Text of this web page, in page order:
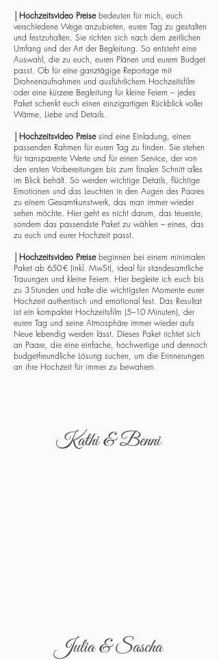
Hochzeitsvideo Preisebedeuten für mich, euch
verschiedene Wege anzubieten, euren Tag zu gestalten
und festzuhalten. Sie richten sich nach dem zeitlichen
Umfang und der Art der Begleitung. So entsteht eine
Auswahl, die zu euch, euren Plänen und eurem Budget
passt. Ob für eine ganztägige Reportage mit
Drohnenaufnahmen und ausführlichem Hochzeitsfilm
oder eine kürzere Begleitung für kleine Feiern – jedes
Paket schenkt euch einen einzigartigen Rückblick voller
Wärme, Liebe und Details.
Hochzeitsvideo Preisesind eine Einladung, einen
passenden Rahmen für euren Tag zu finden. Sie stehen
für transparente Werte und für einen Service, der von
den ersten Vorbereitungen bis zum finalen Schnitt alles
im Blick behält. So werden wichtige Details, flüchtige
Emotionen und das Leuchten in den Augen des Paares
zu einem Gesamtkunstwerk, das man immer wieder
sehen möchte. Hier geht es nicht darum, das teuerste,
sondern das passendste Paket zu wählen – eines, das
zu euch und eurer Hochzeit passt.
Hochzeitsvideo Preisebeginnen bei einem minimalen
Paket ab 650 € (inkl. MwSt), ideal für standesamtliche
Trauungen und kleine Feiern. Hier begleite ich euch bis
zu 3 Stunden und halte die wichtigsten Momente eurer
Hochzeit authentisch und emotional fest. Das Resultat
ist ein kompakter Hochzeitsfilm (5–10 Minuten), der
euren Tag und seine Atmosphäre immer wieder aufs
Neue lebendig werden lässt. Dieses Paket richtet sich
an Paare, die eine einfache, hochwertige und dennoch
budgetfreundliche Lösung suchen, um die Erinnerungen
an ihre Hochzeit für immer zu bewahren.
Kathi & Benni
Julia & Sascha